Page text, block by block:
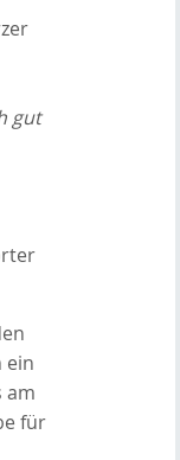
gut
ein
am
für